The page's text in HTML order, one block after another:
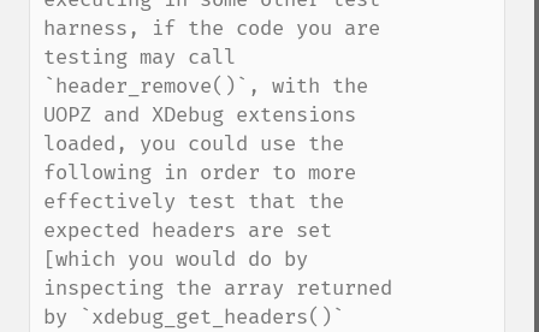
harness, if the code you are
testing may call
`header_remove()`, with the
UOPZ and XDebug extensions
loaded, you could use the
following in order to more
effectively test that the
expected headers are set
[which you would do by
inspecting the array returned
by `xdebug_get_headers()`